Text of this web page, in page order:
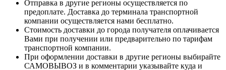
Отправка в другие регионы осуществляется по
предоплате. Доставка до терминала транспортной
компании осуществляется нами бесплатно.
Стоимость доставки до города получателя оплачивается
Вами при получении или предварительно по тарифам
транспортной компании.
При оформлении доставки в другие регионы выбирайте
САМОВЫВОЗ и в комментарии указывайте куда и